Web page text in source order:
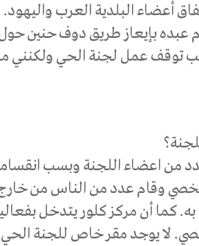
أعضاء البلدية العرب واليهود.
عبده بإيعاز طريق دوف حنين
توقف عمل لجنة الحي ولكنني
من اعضاء اللجنة وبسب
وقام عدد من الناس من خارج
كما أن مركز كلور يتدخل
لا يوجد مقر خاص للجنة الحي